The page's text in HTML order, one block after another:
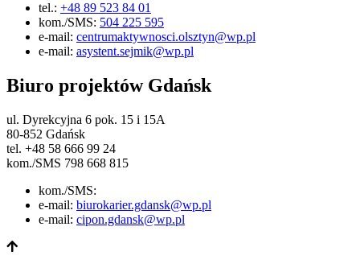
tel.: +48 89 523 84 01
kom./SMS: 504 225 595
e-mail: centrumaktywnosci.olsztyn@wp.pl
e-mail: asystent.sejmik@wp.pl
Biuro projektów Gdańsk
ul. Dyrekcyjna 6 pok. 15 i 15A
80-852 Gdańsk
tel. +48 58 666 99 24
kom./SMS 798 668 815
kom./SMS:
e-mail: biurokarier.gdansk@wp.pl
e-mail: cipon.gdansk@wp.pl